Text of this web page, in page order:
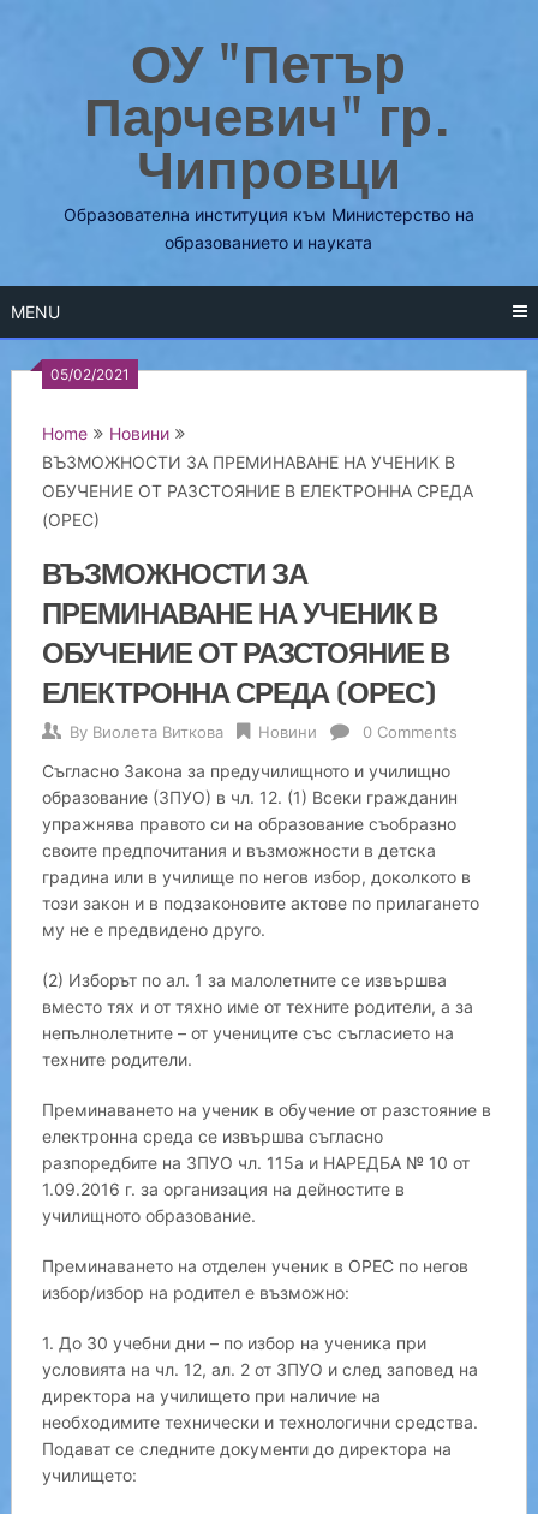
ОУ "Петър
Парчевич" гр.
Чипровци
Образователна институция към Министерство на
образованието и науката
MENU
05/02/2021
Home
Новини
ВЪЗМОЖНОСТИ ЗА ПРЕМИНАВАНЕ НА УЧЕНИК В
ОБУЧЕНИЕ ОТ РАЗСТОЯНИЕ В ЕЛЕКТРОННА СРЕДА
(ОРЕС)
ВЪЗМОЖНОСТИ ЗА
ПРЕМИНАВАНЕ НА УЧЕНИК В
ОБУЧЕНИЕ ОТ РАЗСТОЯНИЕ В
ЕЛЕКТРОННА СРЕДА (ОРЕС)
By Виолета Виткова Новини 0 Comments
Съгласно Закона за предучилищното и училищно
образование (ЗПУО) в чл. 12. (1) Всеки гражданин
упражнява правото си на образование съобразно
своите предпочитания и възможности в детска
градина или в училище по негов избор, доколкото в
този закон и в подзаконовите актове по прилагането
му не е предвидено друго.
(2) Изборът по ал. 1 за малолетните се извършва
вместо тях и от тяхно име от техните родители, а за
непълнолетните – от учениците със съгласието на
техните родители.
Преминаването на ученик в обучение от разстояние в
електронна среда се извършва съгласно
разпоредбите на ЗПУО чл. 115а и НАРЕДБА № 10 от
1.09.2016 г. за организация на дейностите в
училищното образование.
Преминаването на отделен ученик в ОРЕС по негов
избор/избор на родител е възможно:
1. До 30 учебни дни – по избор на ученика при
условията на чл. 12, ал. 2 от ЗПУО и след заповед на
директора на училището при наличие на
необходимите технически и технологични средства.
Подават се следните документи до директора на
училището: